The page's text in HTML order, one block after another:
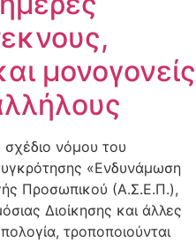
μονογονείς
νόμου του
«Ενδυνάμωση
Προσωπικού (Α.Σ.Ε.Π.),
Διοίκησης και άλλες
τροποποιούνται